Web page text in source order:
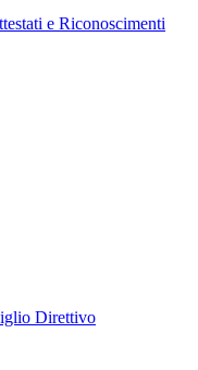
e Riconoscimenti
Direttivo